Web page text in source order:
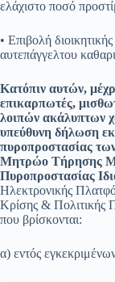
ελάχιστο ποσό
• Επιβολή
αυτεπάγγελτου
Κατόπιν αυτών,
επικαρπωτές,
λοιπών ακάλυπτων
υπεύθυνη δήλωση
πυροπροστασίας
Μητρώο Τήρησης
Πυροπροστασίας
Ηλεκτρονικής
Κρίσης & Πολιτικής
που βρίσκονται:
α) εντός